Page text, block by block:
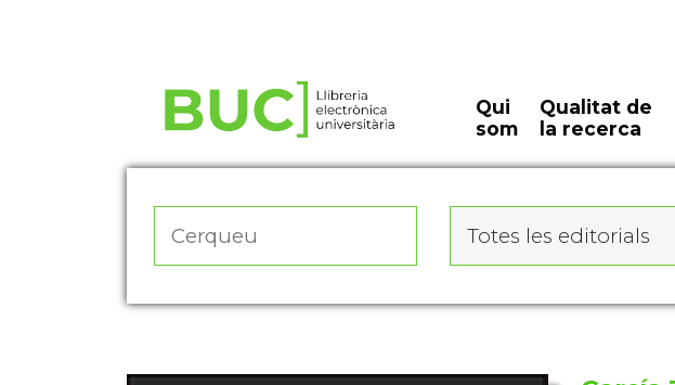
Qui
som
Qualitat de
la recerca
Totes les editorials